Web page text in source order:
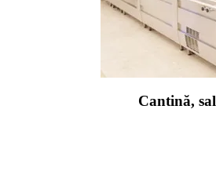
Cantină,